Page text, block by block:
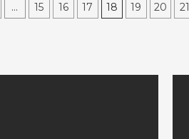
… 15 16 17 18 19 20 21